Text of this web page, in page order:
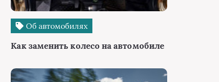
Об автомобилях
Как заменить колесо на автомобиле